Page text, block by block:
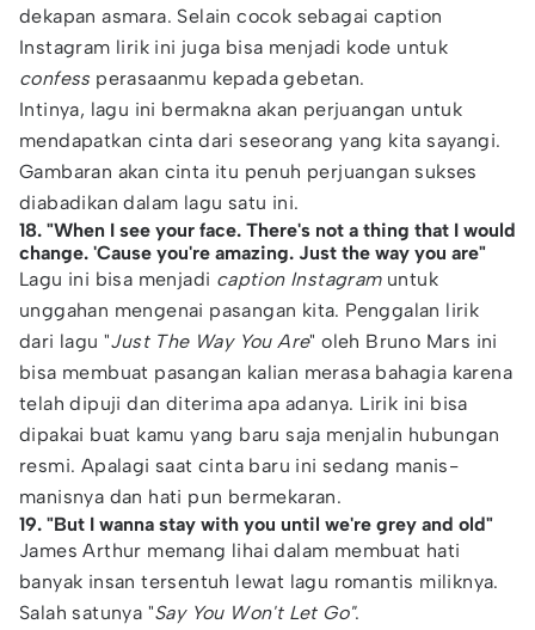
dekapan asmara. Selain cocok sebagai caption
Instagram lirik ini juga bisa menjadi kode untuk
confessperasaanmu kepada gebetan.
Intinya, lagu ini bermakna akan perjuangan untuk
mendapatkan cinta dari seseorang yang kita sayangi.
Gambaran akan cinta itu penuh perjuangan sukses
diabadikan dalam lagu satu ini.
18. "When I see your face. There's not a thing that I would
change. 'Cause you're amazing. Just the way you are"
Lagu ini bisa menjadi caption Instagramuntuk
unggahan mengenai pasangan kita. Penggalan lirik
dari lagu "Just The Way You Are" oleh Bruno Mars ini
bisa membuat pasangan kalian merasa bahagia karena
telah dipuji dan diterima apa adanya. Lirik ini bisa
dipakai buat kamu yang baru saja menjalin hubungan
resmi. Apalagi saat cinta baru ini sedang manis-
manisnya dan hati pun bermekaran.
19. "But I wanna stay with you until we're grey and old"
James Arthur memang lihai dalam membuat hati
banyak insan tersentuh lewat lagu romantis miliknya.
Salah satunya "Say You Won't Let Go".